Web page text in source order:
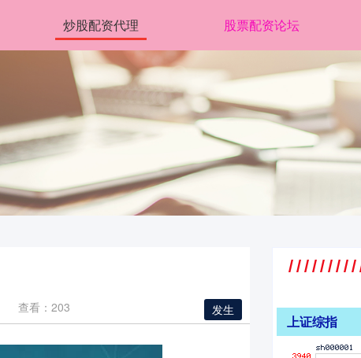
炒股配资代理 股票配资论坛
发生
查看：203
上证综指